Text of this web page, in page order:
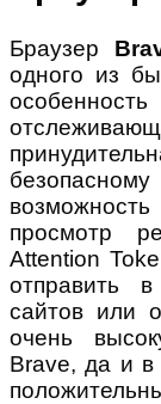
Браузер
одного из
просмотр
Attention
отправить
сайтов или
очень
Brave, да и